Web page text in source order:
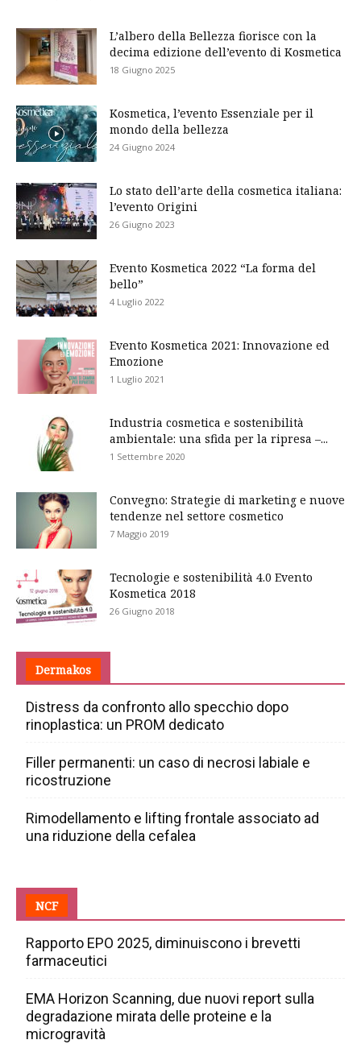
L’albero della Bellezza fiorisce con la
decima edizione dell’evento di Kosmetica
18 Giugno 2025
Kosmetica, l’evento Essenziale per il
mondo della bellezza
24 Giugno 2024
Lo stato dell’arte della cosmetica italiana:
l’evento Origini
26 Giugno 2023
Evento Kosmetica 2022 “La forma del
bello”
4 Luglio 2022
Evento Kosmetica 2021: Innovazione ed
Emozione
1 Luglio 2021
Industria cosmetica e sostenibilità
ambientale: una sfida per la ripresa –...
1 Settembre 2020
Convegno: Strategie di marketing e nuove
tendenze nel settore cosmetico
7 Maggio 2019
Tecnologie e sostenibilità 4.0 Evento
Kosmetica 2018
26 Giugno 2018
Dermakos
Distress da confronto allo specchio dopo
rinoplastica: un PROM dedicato
Filler permanenti: un caso di necrosi labiale e
ricostruzione
Rimodellamento e lifting frontale associato ad
una riduzione della cefalea
NCF
Rapporto EPO 2025, diminuiscono i brevetti
farmaceutici
EMA Horizon Scanning, due nuovi report sulla
degradazione mirata delle proteine e la
microgravità